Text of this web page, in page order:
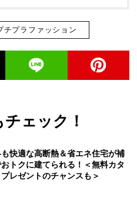
チプラファッション
ェック！
快適な高断熱＆省エネ住宅が補
おトクに建てられる！＜無料カタ
レゼントのチャンスも＞